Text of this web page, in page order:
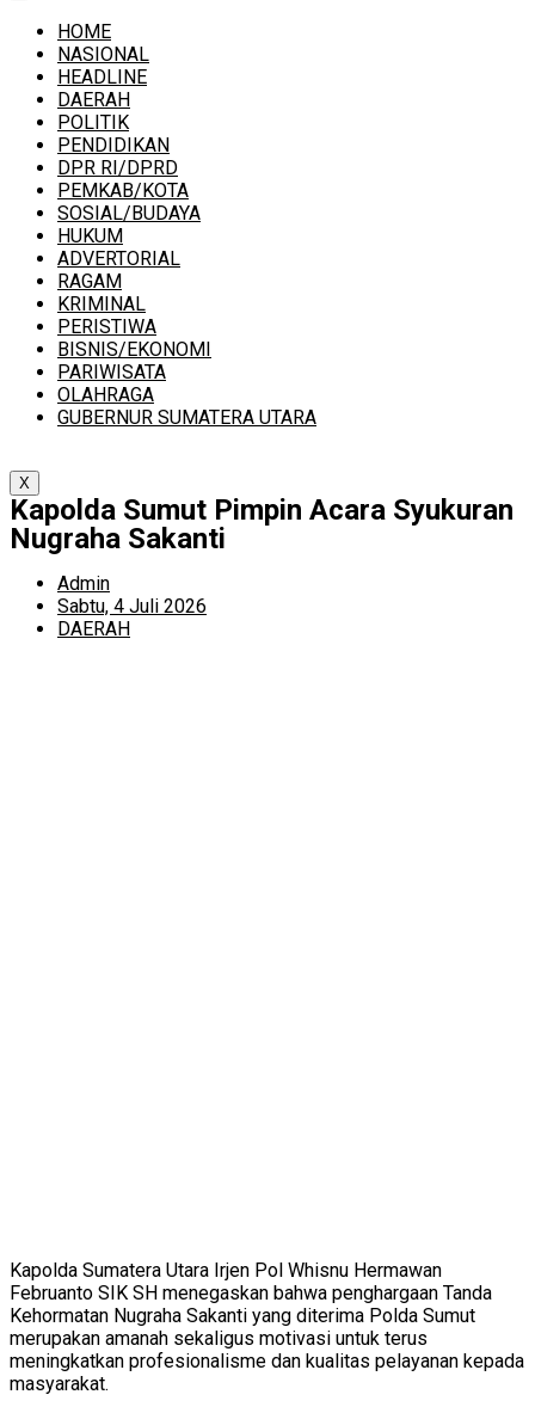
HOME
NASIONAL
HEADLINE
DAERAH
POLITIK
PENDIDIKAN
DPR RI/DPRD
PEMKAB/KOTA
SOSIAL/BUDAYA
HUKUM
ADVERTORIAL
RAGAM
KRIMINAL
PERISTIWA
BISNIS/EKONOMI
PARIWISATA
OLAHRAGA
GUBERNUR SUMATERA UTARA
X
Kapolda Sumut Pimpin Acara Syukuran
Nugraha Sakanti
Admin
Sabtu, 4 Juli 2026
DAERAH
Kapolda Sumatera Utara Irjen Pol Whisnu Hermawan
Februanto SIK SH menegaskan bahwa penghargaan Tanda
Kehormatan Nugraha Sakanti yang diterima Polda Sumut
merupakan amanah sekaligus motivasi untuk terus
meningkatkan profesionalisme dan kualitas pelayanan kepada
masyarakat.